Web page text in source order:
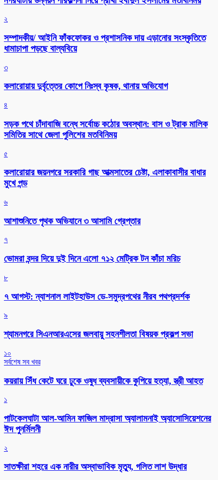
২
সম্পাদকীয়/ আইনি ফাঁকফোকর ও প্রশাসনিক দায় এড়ানোর সংস্কৃতিতে
ধামাচাপা পড়ছে বাল্যবিয়ে
৩
কলারোয়ায় দুর্বৃত্তের কোপে নিঃস্ব কৃষক, থানায় অভিযোগ
৪
সড়ক পথে চাঁদাবাজি বন্ধে সর্বোচ্চ কঠোর অবস্থান: বাস ও ট্রাক মালিক
সমিতির সাথে জেলা পুলিশের মতবিনিময়
৫
কলারোয়ার জয়নগরে সরকারি গাছ আত্মসাতের চেষ্টা, এলাকাবাসীর বাধার
মুখে পন্ড
৬
আশাশুনিতে পৃথক অভিযানে ৩ আসামি গ্রেপ্তার
৭
ভোমরা বন্দর দিয়ে দুই দিনে এলো ৭১২ মেট্রিক টন কাঁচা মরিচ
৮
৭ আগস্ট: ন্যাশনাল লাইটহাউস ডে-সমুদ্রপথের নীরব পথপ্রদর্শক
৯
শ্যামনগরে সিএনআরএসের জলবায়ু সহনশীলতা বিষয়ক প্রকল্প সভা
১০
সর্বশেষ সব খবর
কয়রায় সিঁধ কেটে ঘরে ঢুকে ওষুধ ব্যবসায়ীকে কুপিয়ে হত্যা, স্ত্রী আহত
১
পাটকেলঘাটা আল-আমিন ফাজিল মাদ্রাসা অ্যালামনাই অ্যাসোসিয়েশনের
ঈদ পুনর্মিলনী
২
সাতক্ষীরা শহরে এক নারীর অস্বাভাবিক মৃত্যু, গলিত লাশ উদ্ধার